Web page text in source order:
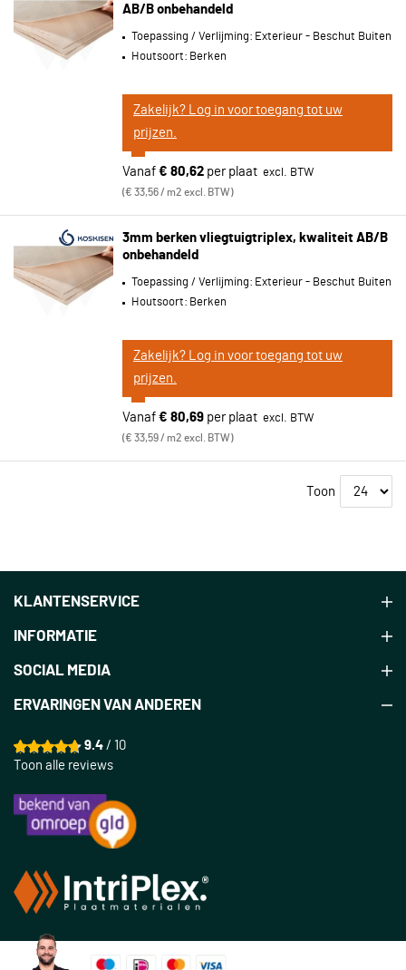
AB/B onbehandeld
Toepassing / Verlijming: Exterieur - Beschut Buiten
Houtsoort: Berken
Zakelijk? Log in voor toegang tot uw
prijzen.
Vanaf € 80,62 per plaat
€ 33,56 / m2 excl. BTW
3mm berken vliegtuigtriplex, kwaliteit AB/B
onbehandeld
Toepassing / Verlijming: Exterieur - Beschut Buiten
Houtsoort: Berken
Zakelijk? Log in voor toegang tot uw
prijzen.
Vanaf € 80,69 per plaat
€ 33,59 / m2 excl. BTW
Toon
KLANTENSERVICE
INFORMATIE
SOCIAL MEDIA
ERVARINGEN VAN ANDEREN
9.4/ 10
Toon alle reviews